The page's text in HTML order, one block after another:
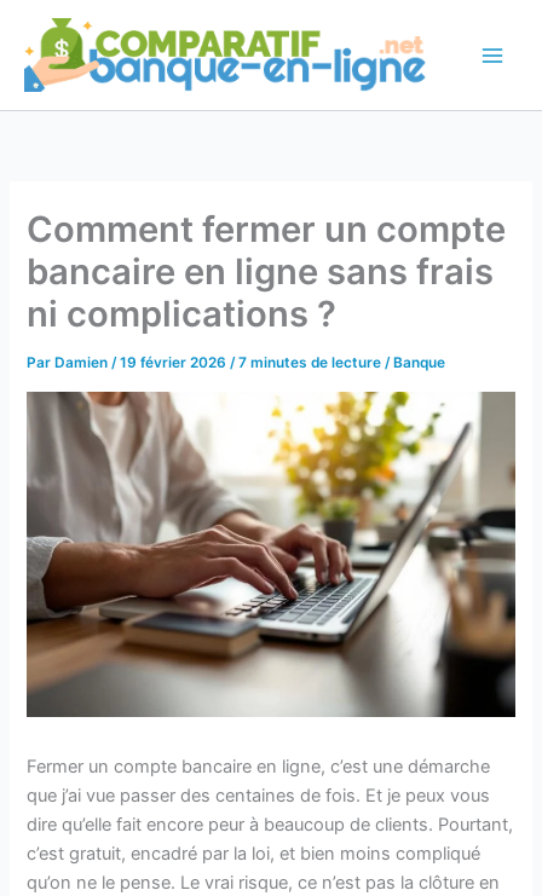
contenu
Comment fermer un compte
bancaire en ligne sans frais
ni complications ?
Par Damien/19 février 2026/7 minutes de lecture / Banque
Fermer un compte bancaire en ligne, c’est une démarche
que j’ai vue passer des centaines de fois. Et je peux vous
dire qu’elle fait encore peur à beaucoup de clients. Pourtant,
c’est gratuit, encadré par la loi, et bien moins compliqué
qu’on ne le pense. Le vrai risque, ce n’est pas la clôture en